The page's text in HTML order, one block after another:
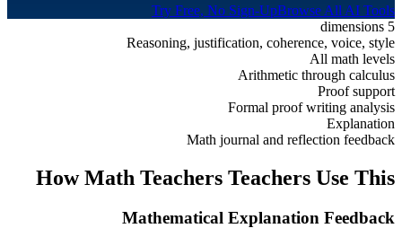
Try Free, No Sign-UpBrowse All AI Tools
5 dimensions
Reasoning, justification, coherence, voice, style
All math levels
Arithmetic through calculus
Proof support
Formal proof writing analysis
Explanation
Math journal and reflection feedback
HowMath Teachers Teachers Use This
Mathematical Explanation Feedback